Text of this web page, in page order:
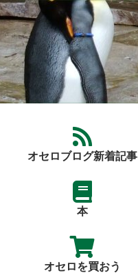
オセロブログ新着記事
本
オセロを買おう